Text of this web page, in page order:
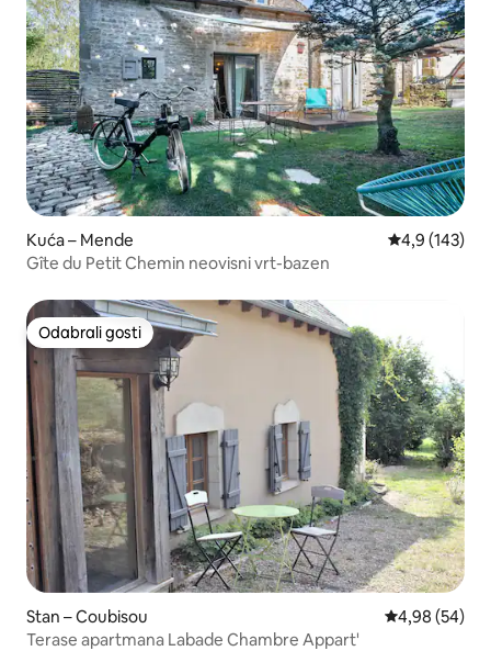
Kuća – Mende Prosječna
4,9 (143)
Gîte du Petit Chemin neovisni vrt-bazen
Odabrali gosti
Odabrali gosti
Stan – Coubisou Prosječna
4,98 (54)
Terase apartmana Labade Chambre Appart'